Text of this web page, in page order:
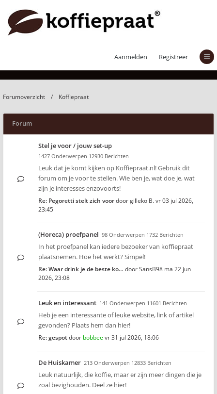
Aanmelden Registreer
Forumoverzicht Koffiepraat
Forum
Stel je voor / jouw set-up
1427 Onderwerpen 12930 Berichten
Leuk dat je komt kijken op Koffiepraat.nl! Gebruik dit
forum om je voor te stellen. Wie ben je, wat doe je, wat
zijn je interesses enzovoorts!
Re: Pegoretti stelt zich voordoorgilleko B.vr 03 jul 2026,
23:45
(Horeca) proefpanel 98 Onderwerpen 1732 Berichten
In het proefpanel kan iedere bezoeker van koffiepraat
plaatsnemen. Hoe het werkt? Simpel!
Re: Waar drink je de beste ko… doorSansB98 ma 22 jun
2026, 23:08
Leuk en interessant 141 Onderwerpen 11601 Berichten
Heb je een interessante of leuke website, link of artikel
gevonden? Plaats hem dan hier!
Re: gespotdoor bobbeevr 31 jul 2026, 18:06
De Huiskamer 213 Onderwerpen 12833 Berichten
Leuk natuurlijk, die koffie, maar er zijn meer dingen die je
zoal bezighouden. Deel ze hier!